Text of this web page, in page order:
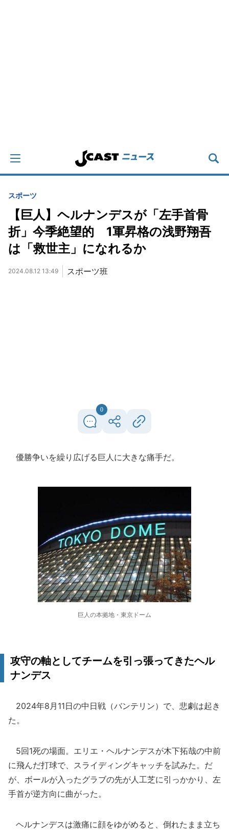
スポーツ
【巨人】ヘルナンデスが「左手首骨
折」今季絶望的 1軍昇格の浅野翔吾
は「救世主」になれるか
2024.08.12 13:49 スポーツ班
0
優勝争いを繰り広げる巨人に大きな痛手だ。
巨人の本拠地・東京ドーム
攻守の軸としてチームを引っ張ってきたヘル
ナンデス
2024年8月11日の中日戦（バンテリン）で、悲劇は起き
た。
5回1死の場面。エリエ・ヘルナンデスが木下拓哉の中前
に飛んだ打球で、スライディングキャッチを試みた。だ
が、ボールが入ったグラブの先が人工芝に引っかかり、左
手首が逆方向に曲がった。
ヘルナンデスは激痛に顔をゆがめると、倒れたまま立ち